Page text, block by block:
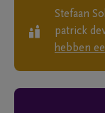
Stefaan
patrick
hebben